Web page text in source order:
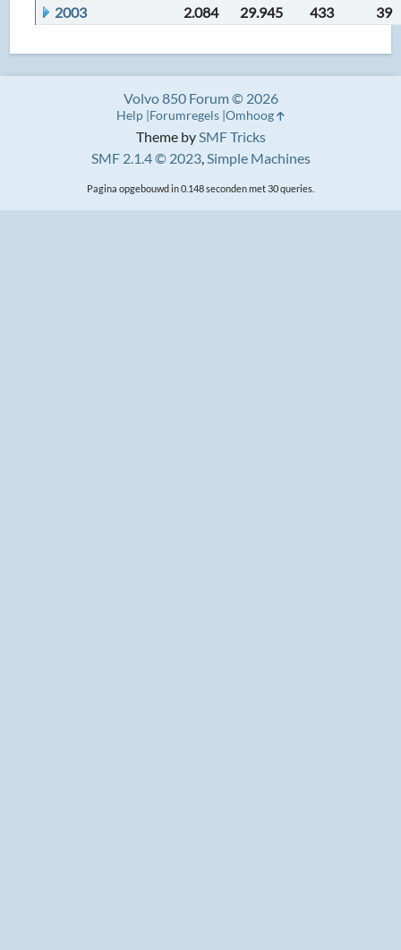
2003
2.084 29.945 433 39
Theme bySMF Tricks
SMF 2.1.4 © 2023,Simple Machines
Volvo 850 Forum © 2026
Help Forumregels Omhoog
Pagina opgebouwd in 0.148 seconden met 30 queries.